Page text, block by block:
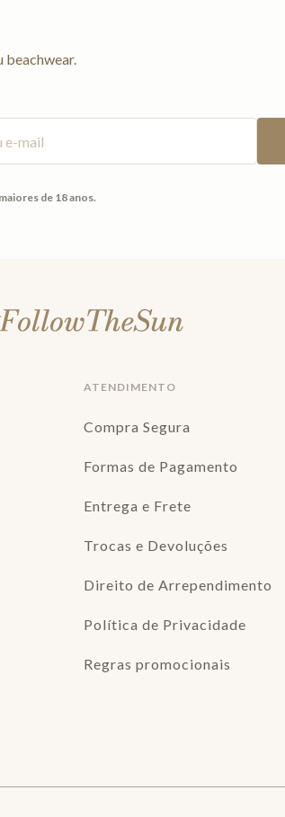
beachwear.
de 18 anos.
ATENDIMENTO
Compra Segura
Formas de Pagamento
Entrega e Frete
Trocas e Devoluções
Direito de Arrependimento
Política de Privacidade
Regras promocionais